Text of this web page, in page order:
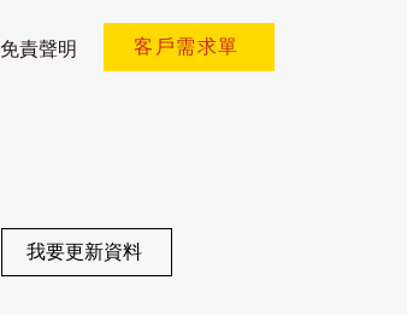
免責聲明 客戶需求單
我要更新資料